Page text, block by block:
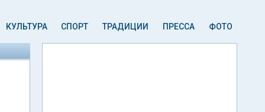
КУЛЬТУРА СПОРТ ТРАДИЦИИ ПРЕССА ФОТО